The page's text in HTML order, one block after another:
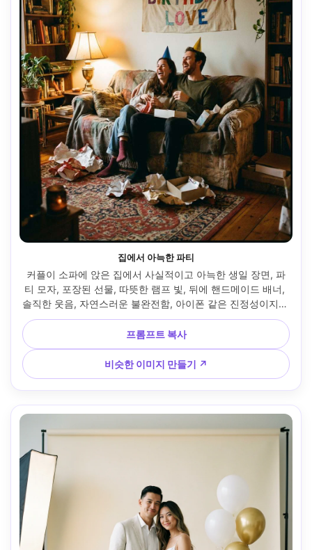
집에서 아늑한 파티
커플이 소파에 앉은 집에서 사실적이고 아늑한 생일 장면, 파
티 모자, 포장된 선물, 따뜻한 램프 빛, 뒤에 핸드메이드 배너,
솔직한 웃음, 자연스러운 불완전함, 아이폰 같은 진정성이지만
고급 선명도, 35mm 렌즈 원근법, 다큐멘터리 라이프스타일
사진, 실제 컬러 --ar 4:5
프롬프트 복사
비슷한 이미지 만들기 ↗